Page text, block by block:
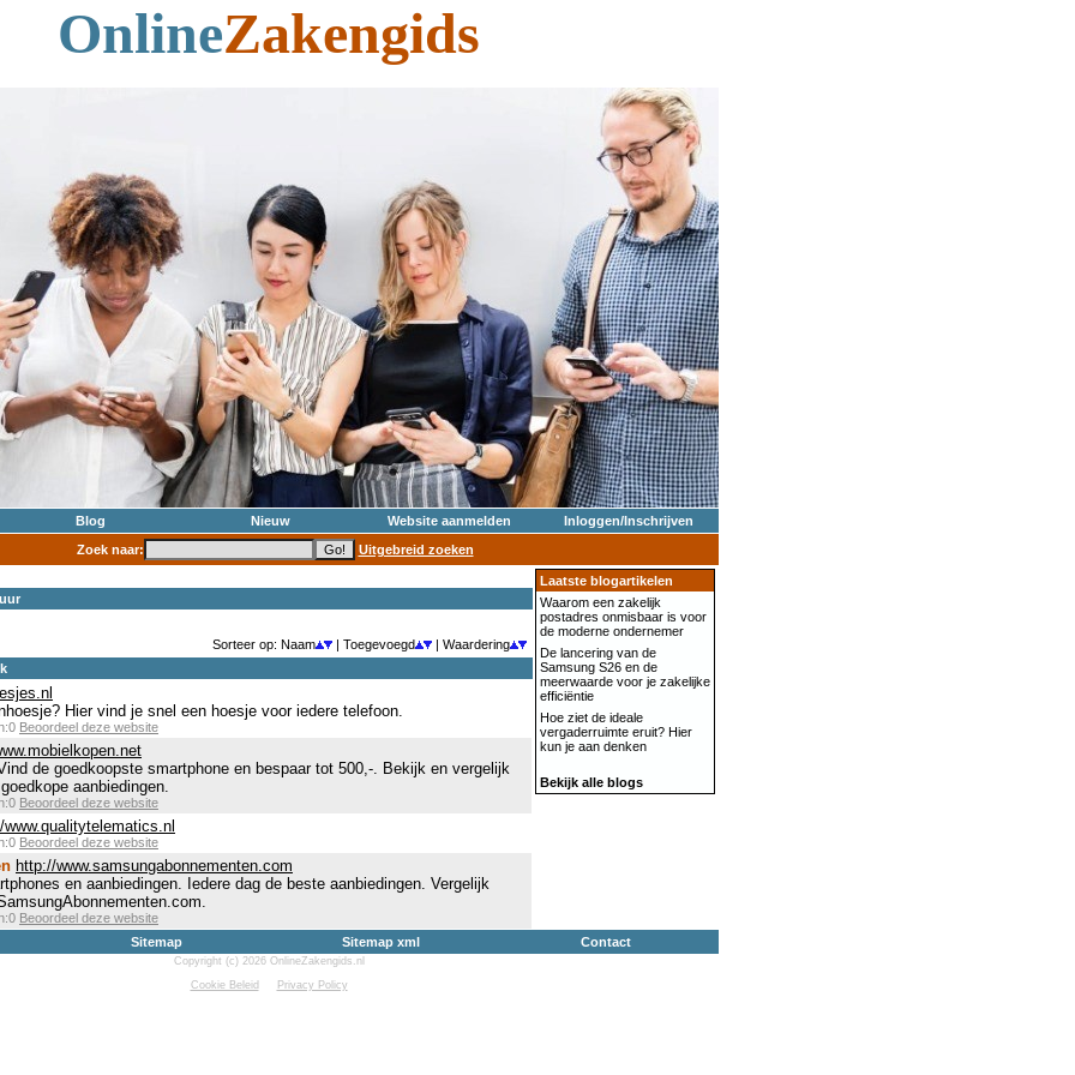
OnlineZakengids
Blog Nieuw Website aanmelden
Inloggen/Inschrijven
Zoek naar:
Uitgebreid zoeken
Sorteer op: Naam | Toegevoegd
| Waardering
Hier vind je snel een hoesje voor iedere telefoon.
Beoordeel deze website
de goedkoopste smartphone en bespaar tot 500,-. Bekijk en vergelijk
aanbiedingen.
Beoordeel deze website
Beoordeel deze website
http://www.samsungabonnementen.com
en aanbiedingen. Iedere dag de beste aanbiedingen. Vergelijk
Beoordeel deze website
Laatste blogartikelen
Waarom een zakelijk
postadres onmisbaar is voor
de moderne ondernemer
De lancering van de
Samsung S26 en de
meerwaarde voor je zakelijke
efficiëntie
Hoe ziet de ideale
vergaderruimte eruit? Hier
kun je aan denken
Bekijk alle blogs
Sitemap Sitemap xml Contact
Copyright (c) 2026 OnlineZakengids.nl
Cookie Beleid
Privacy Policy